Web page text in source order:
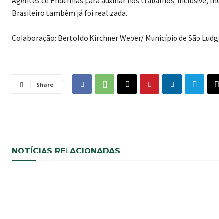
Brasileiro também já foi realizada.
Colaboração: Bertoldo Kirchner Weber/ Município de São
Share
NOTÍCIAS RELACIONADAS